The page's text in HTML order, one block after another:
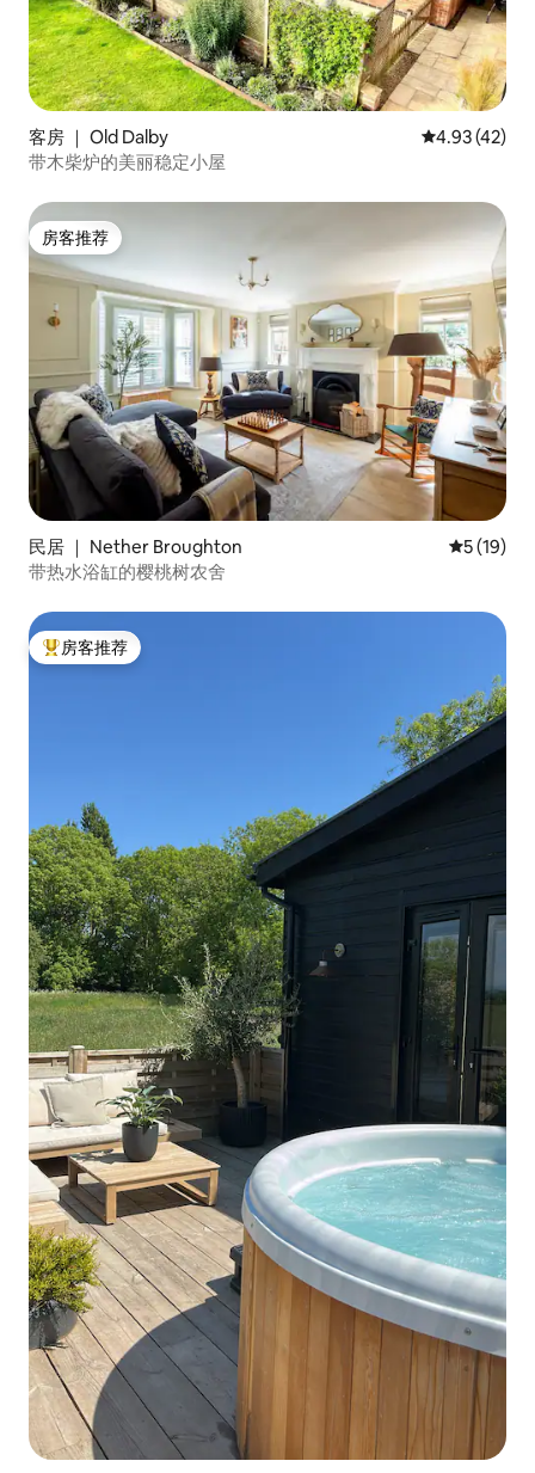
客房 ｜ Old Dalby 平均评分
4.93 (42)
带木柴炉的美丽稳定小屋
房客推荐
房客推荐
民居 ｜ Nether Broughton 平均评分
5 (19)
带热水浴缸的樱桃树农舍
热门「房客推荐」
房客推荐